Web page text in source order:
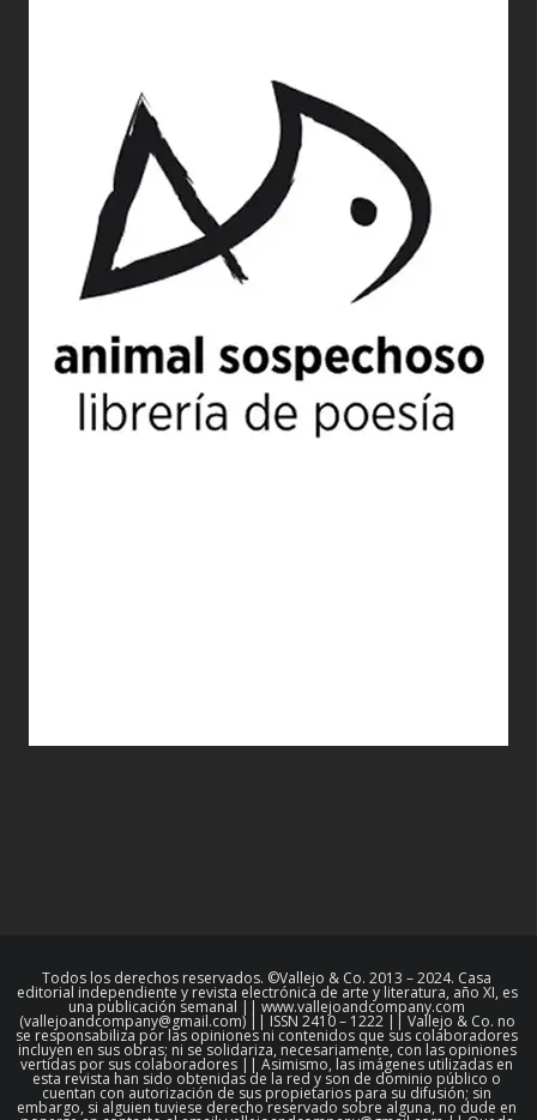
Todos los derechos reservados. ©Vallejo & Co. 2013 – 2024. Casa
editorial independiente y revista electrónica de arte y literatura, año XI, es
una publicación semanal || www.vallejoandcompany.com
(vallejoandcompany@gmail.com) || ISSN 2410 – 1222 || Vallejo & Co. no
se responsabiliza por las opiniones ni contenidos que sus colaboradores
incluyen en sus obras; ni se solidariza, necesariamente, con las opiniones
vertidas por sus colaboradores || Asimismo, las imágenes utilizadas en
esta revista han sido obtenidas de la red y son de dominio público o
cuentan con autorización de sus propietarios para su difusión; sin
embargo, si alguien tuviese derecho reservado sobre alguna, no dude en